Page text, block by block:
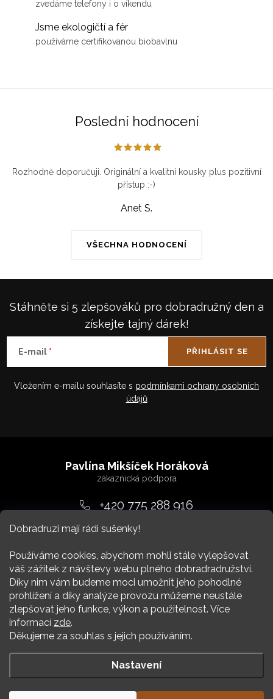
Dobradruzi mají rádi sušenky!
Používáme cookies, abychom mohli stále vylepšovat
váš zážitek z návštevy webu plného dobradradružství.
Díky nim vám budeme moci umožnit jeho pohodlné
prohlížení a díky analýze provozu můžeme neustále
zlepšovat jeho funkce, výkon a použitelnost. Více
informací zde.
Děkujeme za souhlas s jejich používáním.
Nastavení
zvedáme telefony i o víkendu
Jsme ekologičtí a fér
používáme certifikovanou biobavlnu
Poslední hodnocení
VŠECHNA HODNOCENÍ
Rozhodně doporučuji. Originální a kvalitní kousky plus pozitivní
přístup :-)
Anet S.
Stáhněte si 5 zlepšováků pro dobradružný den a
získejte tajný dárek!
E-mail
Vložením e-mailu souhlasíte s podmínkami ochrany osobních
údajů
PŘIHLÁSIT SE
a
Nákup
Více Dobradruha
Pavlína Mikšíček Horáková
+420 775 288 916
srdcem@dobradruh.cz
Copyright 2026DOBRADRUH. Všechna práva vyhrazena.